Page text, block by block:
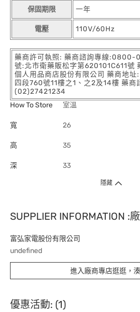
保固期限 一年
電壓 110V/60Hz
藥商許可執照: 藥商諮詢專線:0800-
號:北市衛藥販松字第620101C611號
個人用品商店股份有限公司 藥商地址
四段760號11樓之1、之2及14樓 藥商
(02)27421234
How To Store
室溫
寬 26
高 35
深 33
隱藏
SUPPLIER INFORMATION :
富弘家電股份有限公司
undefined
進入廠商專店逛逛，
優惠活動: (1)